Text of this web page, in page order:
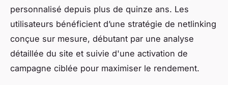
personnalisé depuis plus de quinze ans. Les
utilisateurs bénéficient d’une stratégie de netlinking
conçue sur mesure, débutant par une analyse
détaillée du site et suivie d'une activation de
campagne ciblée pour maximiser le rendement.